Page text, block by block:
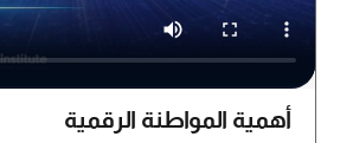
أهمية المواطنة الرقمية